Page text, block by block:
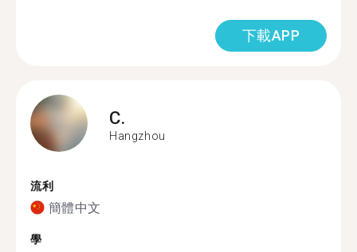
下載APP
C.
Hangzhou
流利
簡體中文
學